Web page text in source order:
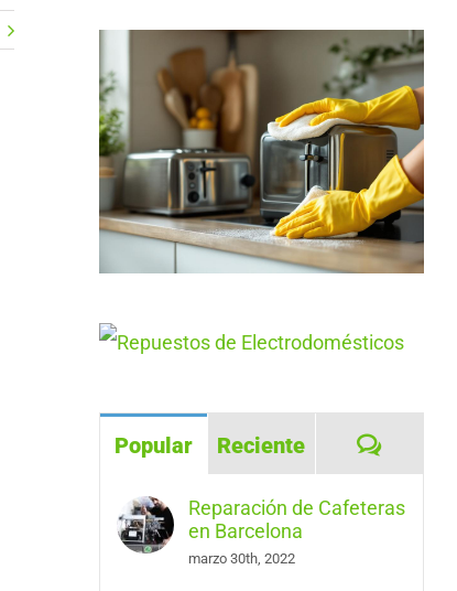
Popular Reciente
Reparación de Cafeteras
en Barcelona
marzo 30th, 2022